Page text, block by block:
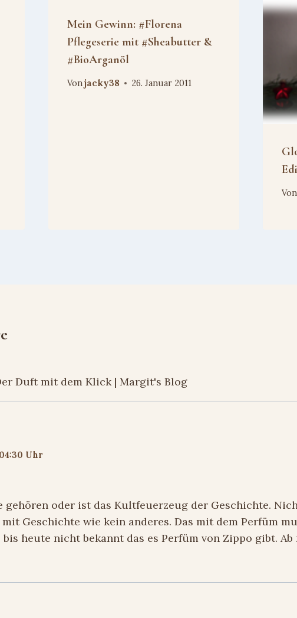
Mein Gewinn: #Florena
Pflegeserie mit #Sheabutter &
#BioArganöl
Vonjacky38 26. Januar 2011
Von
Duft mit dem Klick | Margit's Blog
Uhr
gehören oder ist das Kultfeuerzeug der Geschichte.
Geschichte wie kein anderes. Das mit dem Perfüm
heute nicht bekannt das es Perfüm von Zippo gibt. Ab